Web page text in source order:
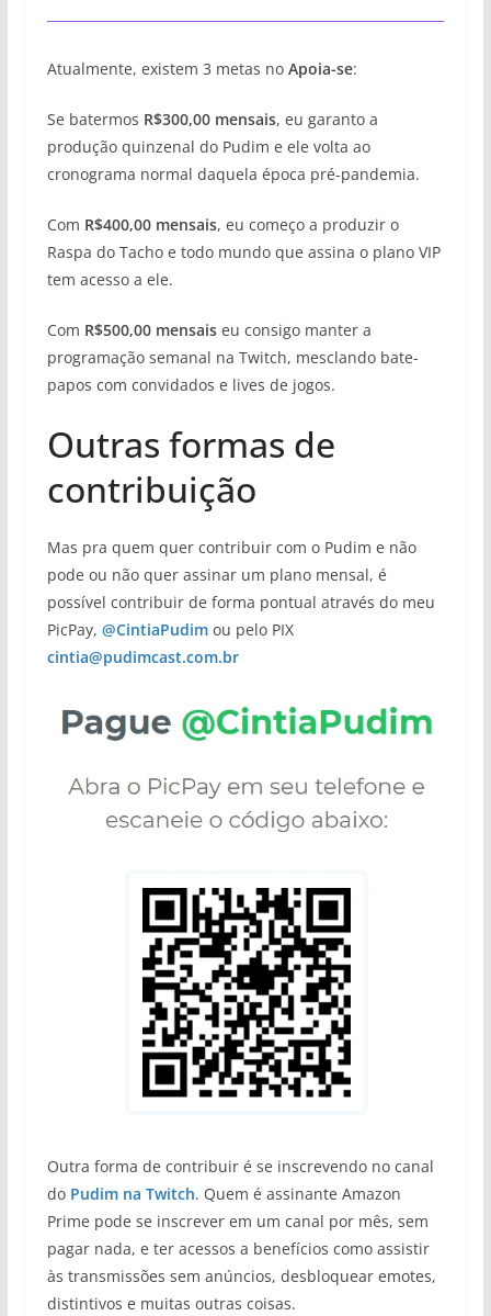
Atualmente, existem 3 metas no Apoia-se:
Se batermos R$300,00 mensais, eu garanto a
produção quinzenal do Pudim e ele volta ao
cronograma normal daquela época pré-pandemia.
Com R$400,00 mensais, eu começo a produzir o
Raspa do Tacho e todo mundo que assina o plano VIP
tem acesso a ele.
Com R$500,00 mensaiseu consigo manter a
programação semanal na Twitch, mesclando bate-
papos com convidados e lives de jogos.
Outras formas de
contribuição
Mas pra quem quer contribuir com o Pudim e não
pode ou não quer assinar um plano mensal, é
possível contribuir de forma pontual através do meu
PicPay, @CintiaPudimou pelo PIX
cintia@pudimcast.com.br
Outra forma de contribuir é se inscrevendo no canal
do Pudim na Twitch. Quem é assinante Amazon
Prime pode se inscrever em um canal por mês, sem
pagar nada, e ter acessos a benefícios como assistir
às transmissões sem anúncios, desbloquear emotes,
distintivos e muitas outras coisas.